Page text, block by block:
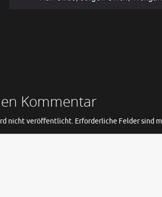
Kommentar
nicht veröffentlicht. Erforderliche Felder sind